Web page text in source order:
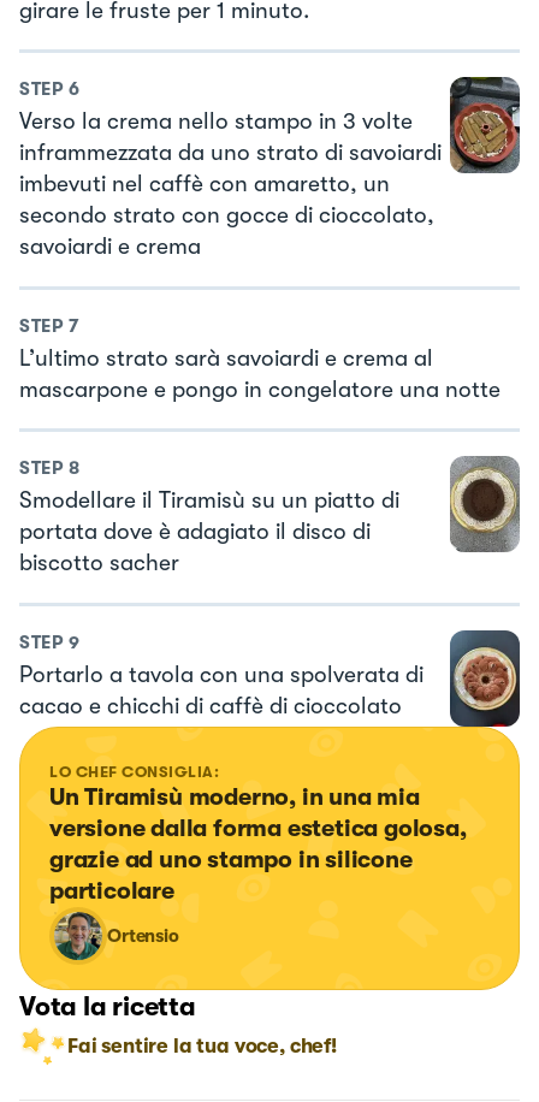
girare le fruste per 1 minuto.
STEP 6
Verso la crema nello stampo in 3 volte
inframmezzata da uno strato di savoiardi
imbevuti nel caffè con amaretto, un
secondo strato con gocce di cioccolato,
savoiardi e crema
STEP 7
L’ultimo strato sarà savoiardi e crema al
mascarpone e pongo in congelatore una notte
STEP 8
Smodellare il Tiramisù su un piatto di
portata dove è adagiato il disco di
biscotto sacher
STEP 9
Portarlo a tavola con una spolverata di
cacao e chicchi di caffè di cioccolato
LO CHEF CONSIGLIA:
Un Tiramisù moderno, in una mia
versione dalla forma estetica golosa,
grazie ad uno stampo in silicone
particolare
Ortensio
Vota la ricetta
Fai sentire la tua voce, chef!